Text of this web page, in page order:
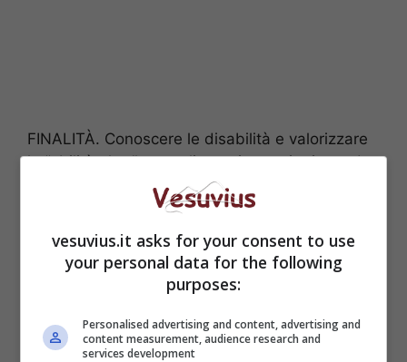
FINALITÀ. Conoscere le disabilità e valorizzare
le “abilità altre”; accogliere e interagire in modo
competente con il disabile; aiutare
concretamente un atleta disabile durante la sua
prova sportiva.
vesuvius.it asks for your consent to use
your personal data for the following
purposes:
Personalised advertising and content, advertising and
content measurement, audience research and
services development